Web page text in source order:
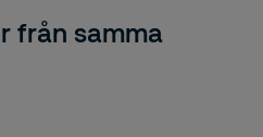
från samma